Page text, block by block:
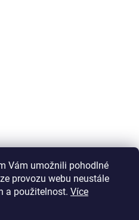
Vám umožnili pohodlné
provozu webu neustále
a použitelnost. Více